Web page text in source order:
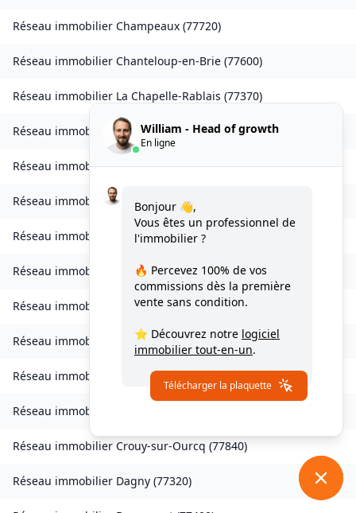
Réseau immobilier Champeaux (77720)
Réseau immobilier Chanteloup-en-Brie (77600)
Réseau immobilier La Chapelle-Rablais (77370)
Réseau immobilierLes Chapelles-Bourbon(77610)
Réseau immobilierCharmentray(77410)
Réseau immobilierCharny(77410)
Réseau immobilier Chessy(77700)
Réseau immobilier Combs-la-Ville( 77380 )
Réseau immobilier Compans (77290)
Réseau immobilier Condé-Sainte-Libiaire ( 77450)
Réseau immobilier Coupvray
Réseau immobilier
Réseau immobilier Crouy-sur-Ourcq (77840)
Réseau immobilier Dagny (77320)
William - Head of growth
En ligne
Bonjour 👋,
Vous êtes un professionnel de
l'immobilier ?
🔥 Percevez 100% de vos
commissions dès la première
vente sans condition.
⭐ Découvrez notre logiciel
immobilier tout-en-un.
Télécharger la plaquette